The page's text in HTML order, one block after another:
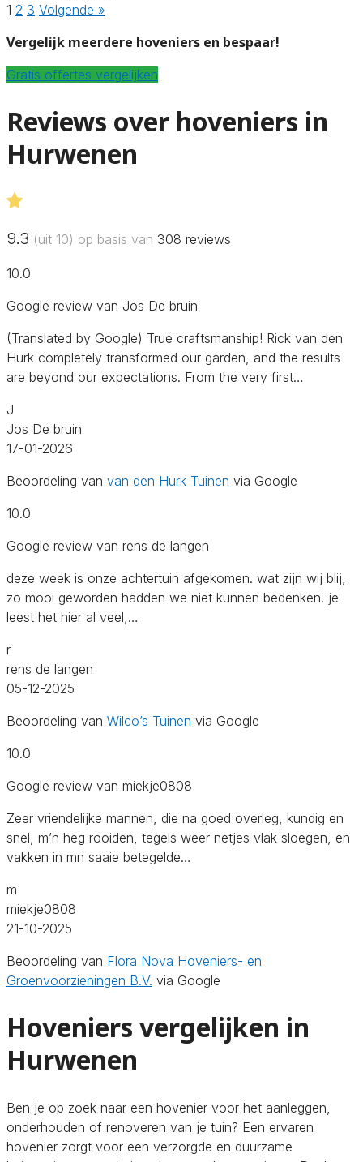
1 2 3 Volgende »
Vergelijk meerdere hoveniers en bespaar!
Gratis offertes vergelijken
Reviews over hoveniers in
Hurwenen
9.3 (uit 10) op basis van 308 reviews
10.0
Google review van Jos De bruin
(Translated by Google) True craftsmanship! Rick van den
Hurk completely transformed our garden, and the results
are beyond our expectations. From the very first…
J
Jos De bruin
17-01-2026
Beoordeling van van den Hurk Tuinen via Google
10.0
Google review van rens de langen
deze week is onze achtertuin afgekomen. wat zijn wij blij,
zo mooi geworden hadden we niet kunnen bedenken. je
leest het hier al veel,…
r
rens de langen
05-12-2025
Beoordeling van Wilco’s Tuinen via Google
10.0
Google review van miekje0808
Zeer vriendelijke mannen, die na goed overleg, kundig en
snel, m’n heg rooiden, tegels weer netjes vlak sloegen, en
vakken in mn saaie betegelde…
m
miekje0808
21-10-2025
Beoordeling van Flora Nova Hoveniers- en
Groenvoorzieningen B.V. via Google
Hoveniers vergelijken in
Hurwenen
Ben je op zoek naar een hovenier voor het aanleggen,
onderhouden of renoveren van je tuin? Een ervaren
hovenier zorgt voor een verzorgde en duurzame